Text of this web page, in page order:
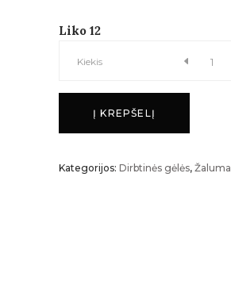
Liko 12
EUKALIPTAS
Kiekis
Į KREPŠELĮ
Kategorijos: Dirbtinės gėlės, Žaluma